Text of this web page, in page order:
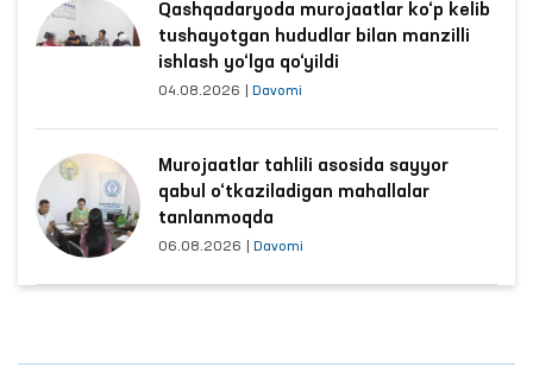
Qashqadaryoda murojaatlar ko‘p kelib
tushayotgan hududlar bilan manzilli
ishlash yo‘lga qo‘yildi
04.08.2026 Davomi
Murojaatlar tahlili asosida sayyor
qabul o‘tkaziladigan mahallalar
tanlanmoqda
06.08.2026 Davomi